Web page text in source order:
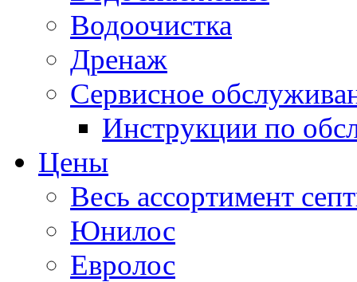
Водоочистка
Дренаж
Сервисное
Инструкции по
Цены
Весь ассортимент
Юнилос
Евролос